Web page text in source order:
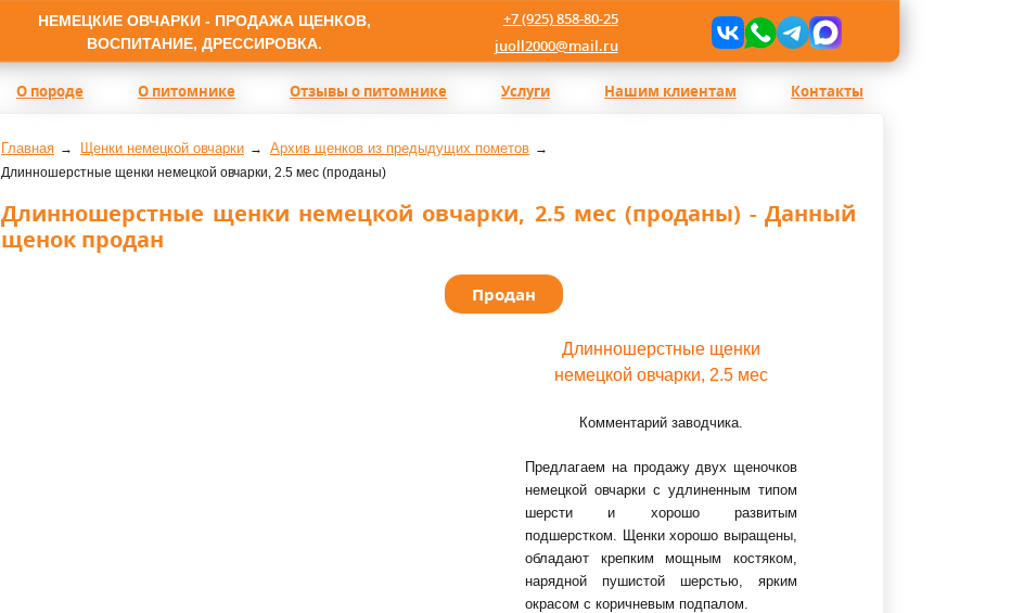
НЕМЕЦКИЕ ОВЧАРКИ - ПРОДАЖА ЩЕНКОВ,
ВОСПИТАНИЕ, ДРЕССИРОВКА.
+7 (925) 858-80-25
juoll2000@mail.ru
О породе О питомнике Отзывы о питомнике Услуги Нашим клиентам Контакты
Главная Щенки немецкой овчарки Архив щенков из предыдущих пометов
Длинношерстные щенки немецкой овчарки, 2.5 мес (проданы)
Длинношерстные щенки немецкой овчарки, 2.5 мес (проданы) - Данный
щенок продан
Продан
Длинношерстные щенки
немецкой овчарки, 2.5 мес
Комментарий заводчика.
Предлагаем на продажу двух щеночков
немецкой овчарки с удлиненным типом
шерсти и хорошо развитым
подшерстком. Щенки хорошо выращены,
обладают крепким мощным костяком,
нарядной пушистой шерстью, ярким
окрасом с коричневым подпалом.